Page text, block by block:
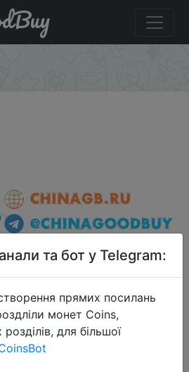
LYPBZ14 Convoy C8 Cree
7135 x 8 1067.3LM
та бот у Telegram:
прямих посилань
монет Coins,
для більшої